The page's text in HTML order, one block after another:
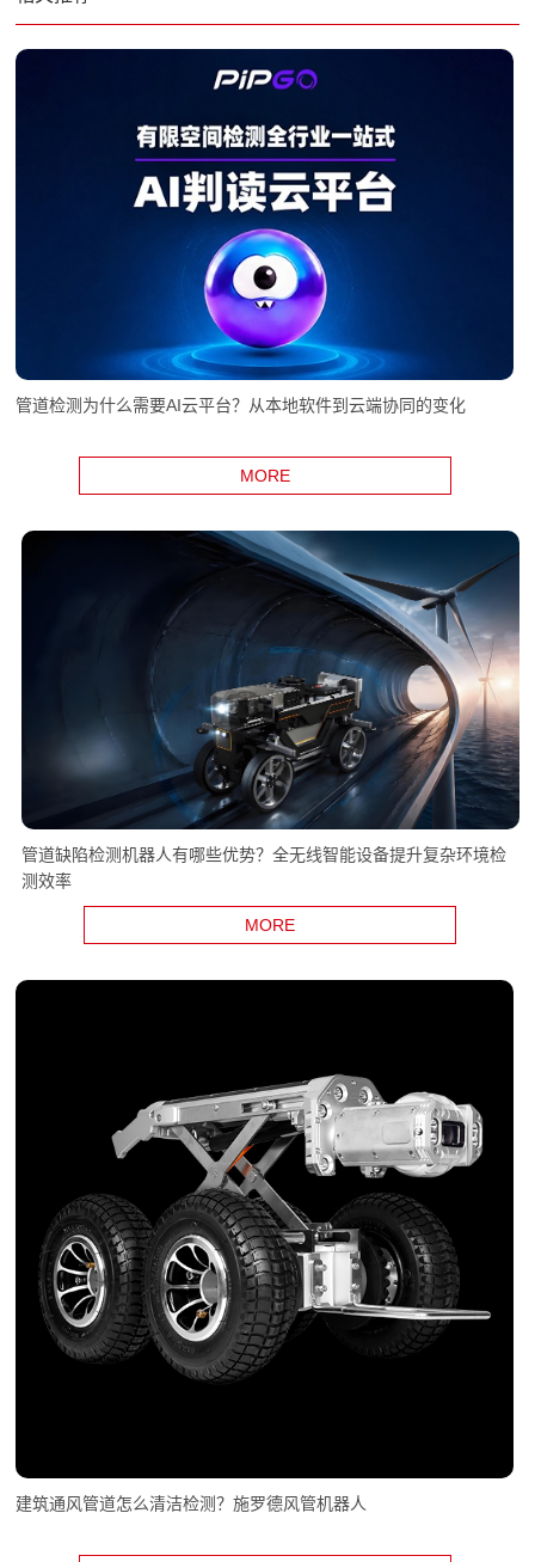
管道检测为什么需要AI云平台？从本地软件到云端协同的变化
MORE
管道缺陷检测机器人有哪些优势？全无线智能设备提升复杂环境检
测效率
MORE
建筑通风管道怎么清洁检测？施罗德风管机器人